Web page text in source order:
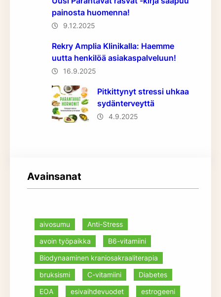
painosta huomenna!
9.12.2025
Rekry Amplia Klinikalla: Haemme
uutta henkilöä asiakaspalveluun!
16.9.2025
Pitkittynyt stressi uhkaa
sydänterveyttä
4.9.2025
Avainsanat
aivosumu
Anti-Stress
avoin työpaikka
B6-vitamiini
Biodynaaminen kraniosakraaliterapia
bruksismi
C-vitamiini
Diabetes
EOA
esivaihdevuodet
estrogeeni